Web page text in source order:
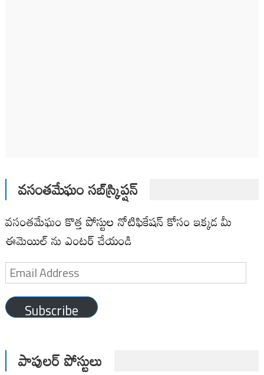
వసంతమేఘం సబ్‌స్క్రిప్షన్
వసంతమేఘం కొత్త పోస్టుల నోటిఫికేషన్ కోసం ఇక్కడ మీ
ఈమెయిల్ ను ఎంటర్ చేయండి
Email
Address
Subscribe
పాపులర్ పోస్టులు